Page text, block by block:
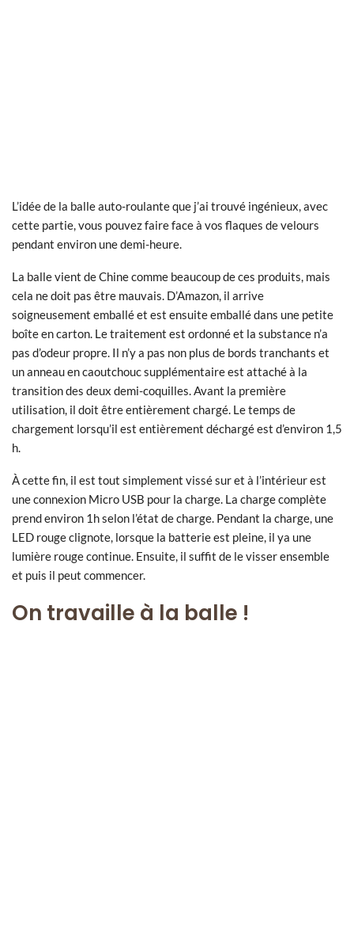
L’idée de la balle auto-roulante que j’ai trouvé ingénieux, avec
cette partie, vous pouvez faire face à vos flaques de velours
pendant environ une demi-heure.
La balle vient de Chine comme beaucoup de ces produits, mais
cela ne doit pas être mauvais. D’Amazon, il arrive
soigneusement emballé et est ensuite emballé dans une petite
boîte en carton. Le traitement est ordonné et la substance n’a
pas d’odeur propre. Il n’y a pas non plus de bords tranchants et
un anneau en caoutchouc supplémentaire est attaché à la
transition des deux demi-coquilles. Avant la première
utilisation, il doit être entièrement chargé. Le temps de
chargement lorsqu’il est entièrement déchargé est d’environ 1,5
h.
À cette fin, il est tout simplement vissé sur et à l’intérieur est
une connexion Micro USB pour la charge. La charge complète
prend environ 1h selon l’état de charge. Pendant la charge, une
LED rouge clignote, lorsque la batterie est pleine, il ya une
lumière rouge continue. Ensuite, il suffit de le visser ensemble
et puis il peut commencer.
On travaille à la balle !